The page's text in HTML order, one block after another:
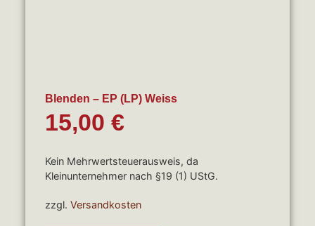
Blenden – EP (LP) Weiss
15,00 €
Kein Mehrwertsteuerausweis, da
Kleinunternehmer nach §19 (1) UStG.
zzgl. Versandkosten